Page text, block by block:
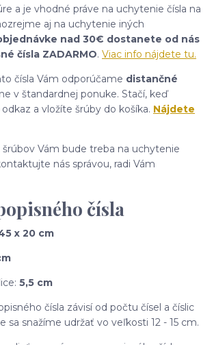
a je vhodné práve na uchytenie čísla na
aj na uchytenie iných
nad 30€ dostanete od nás
čísla ZADARMO. Viac info nájdete tu.
čísla Vám odporúčame distančné
v štandardnej ponuke. Stačí, keď
a vložíte šrúby do košíka. Nájdete
Vám bude treba na uchytenie
nás správou, radi Vám
čísla
x 20 cm
5,5 cm
čísla závisí od počtu čísel a číslic
sa snažíme udržať vo veľkosti 12 - 15 cm.